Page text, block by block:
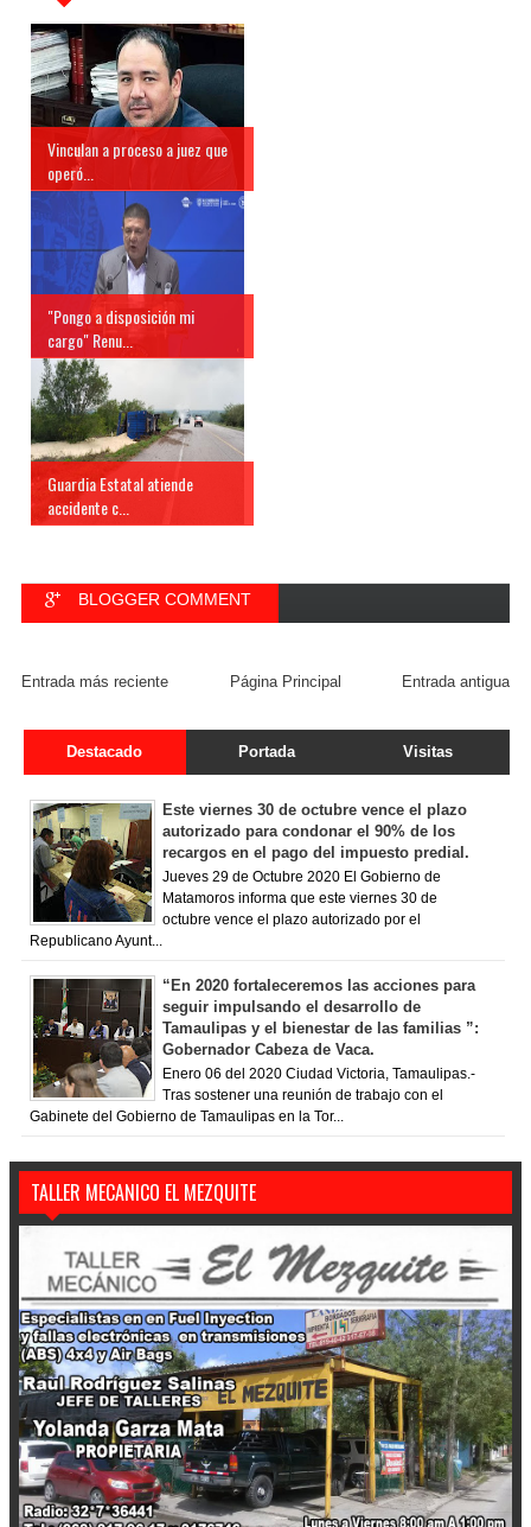
Vinculan a proceso a juez que
operó...
"Pongo a disposición mi
cargo" Renu...
Guardia Estatal atiende
accidente c...
BLOGGER COMMENT
Entrada más reciente Entrada antigua
Página Principal
Destacado Portada Visitas
Este viernes 30 de octubre vence el plazo
autorizado para condonar el 90% de los
recargos en el pago del impuesto predial.
Jueves 29 de Octubre 2020 El Gobierno de
Matamoros informa que este viernes 30 de
octubre vence el plazo autorizado por el
Republicano Ayunt...
“En 2020 fortaleceremos las acciones para
seguir impulsando el desarrollo de
Tamaulipas y el bienestar de las familias ”:
Gobernador Cabeza de Vaca.
Enero 06 del 2020 Ciudad Victoria, Tamaulipas.-
Tras sostener una reunión de trabajo con el
Gabinete del Gobierno de Tamaulipas en la Tor...
TALLER MECANICO EL MEZQUITE